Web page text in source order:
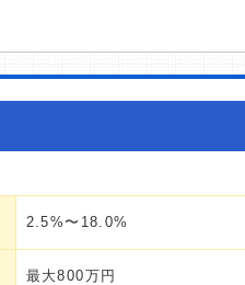
2.5%〜18.0%
最大800万円